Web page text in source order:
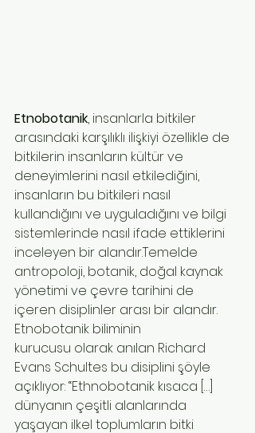
Etnobotanik, insanlarla bitkiler
arasındaki karşılıklı ilişkiyi özellikle de
bitkilerin insanların kültür ve
deneyimlerini nasıl etkilediğini,
insanların bu bitkileri nasıl
kullandığını ve uyguladığını ve bilgi
sistemlerinde nasıl ifade ettiklerini
inceleyen bir alandır.Temelde
antropoloji, botanik, doğal kaynak
yönetimi ve çevre tarihini de
içeren disiplinler arası bir alandır.
Etnobotanik biliminin
kurucusu olarak anılan Richard
Evans Schultes bu disiplini şöyle
açıklıyor: “Ethnobotanik kısaca […]
dünyanın çeşitli alanlarında
yaşayan ilkel toplumların bitki